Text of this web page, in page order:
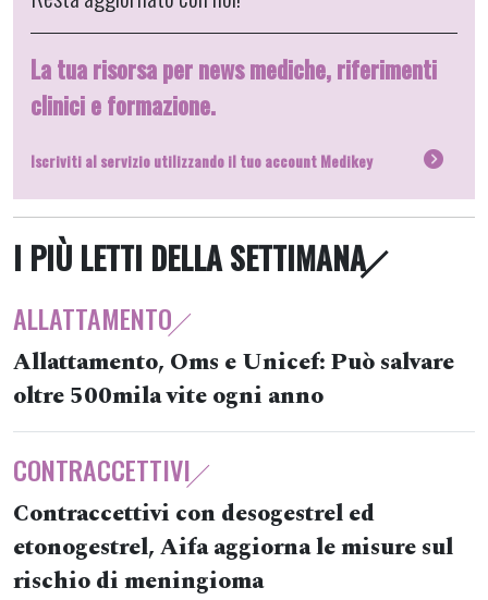
La tua risorsa per news mediche, riferimenti
clinici e formazione.
Iscriviti al servizio utilizzando il tuo account Medikey
I PIÙ LETTI DELLA SETTIMANA
ALLATTAMENTO
Allattamento, Oms e Unicef: Può salvare
oltre 500mila vite ogni anno
CONTRACCETTIVI
Contraccettivi con desogestrel ed
etonogestrel, Aifa aggiorna le misure sul
rischio di meningioma